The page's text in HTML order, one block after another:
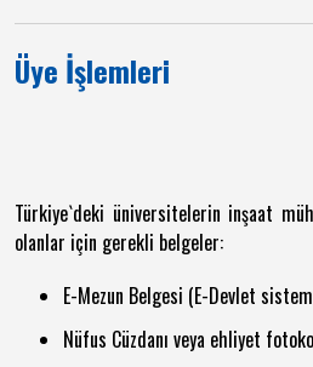
Üye İşlemleri
Türkiye`deki üniversitelerin inşaat
olanlar için gerekli belgeler:
E-Mezun Belgesi (E-Devlet
Nüfus Cüzdanı veya ehliyet